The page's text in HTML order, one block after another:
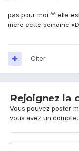
pas pour moi ^^ elle
mère cette semaine xD
Citer
Rejoignez la
Vous pouvez poster
vous avez un compte,